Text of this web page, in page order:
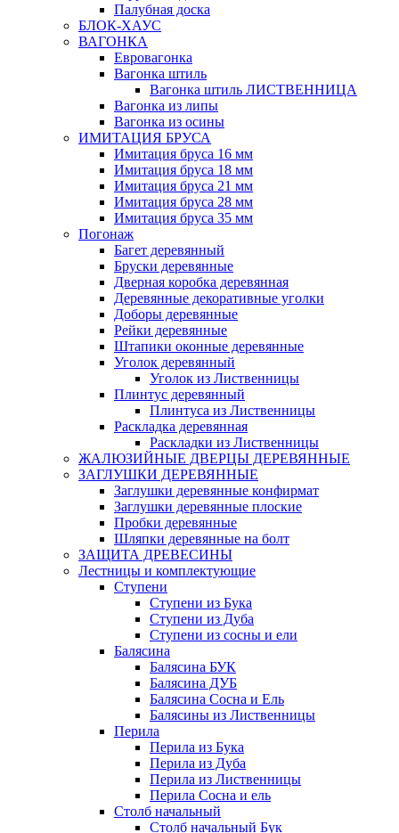
Палубная доска
БЛОК-ХАУС
ВАГОНКА
Евровагонка
Вагонка штиль
Вагонка штиль ЛИСТВЕННИЦА
Вагонка из липы
Вагонка из осины
ИМИТАЦИЯ БРУСА
Имитация бруса 16 мм
Имитация бруса 18 мм
Имитация бруса 21 мм
Имитация бруса 28 мм
Имитация бруса 35 мм
Погонаж
Багет деревянный
Бруски деревянные
Дверная коробка деревянная
Деревянные декоративные уголки
Доборы деревянные
Рейки деревянные
Штапики оконные деревянные
Уголок деревянный
Уголок из Лиственницы
Плинтус деревянный
Плинтуса из Лиственницы
Раскладка деревянная
Раскладки из Лиственницы
ЖАЛЮЗИЙНЫЕ ДВЕРЦЫ ДЕРЕВЯННЫЕ
ЗАГЛУШКИ ДЕРЕВЯННЫЕ
Заглушки деревянные конфирмат
Заглушки деревянные плоские
Пробки деревянные
Шляпки деревянные на болт
ЗАЩИТА ДРЕВЕСИНЫ
Лестницы и комплектующие
Ступени
Ступени из Бука
Ступени из Дуба
Ступени из сосны и ели
Балясина
Балясина БУК
Балясина ДУБ
Балясина Сосна и Ель
Балясины из Лиственницы
Перила
Перила из Бука
Перила из Дуба
Перила из Лиственницы
Перила Сосна и ель
Столб начальный
Столб начальный Бук